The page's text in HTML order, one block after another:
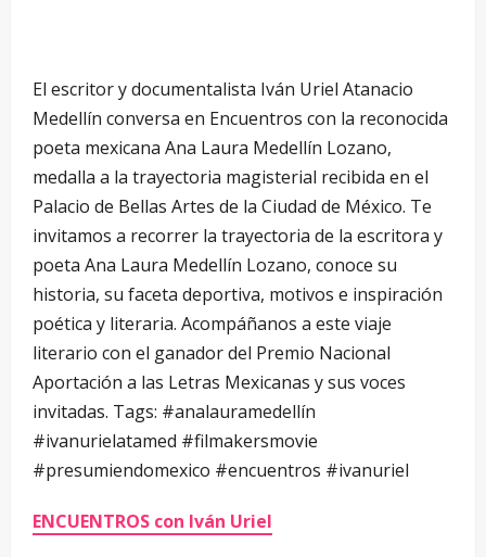
El escritor y documentalista Iván Uriel Atanacio
Medellín conversa en Encuentros con la reconocida
poeta mexicana Ana Laura Medellín Lozano,
medalla a la trayectoria magisterial recibida en el
Palacio de Bellas Artes de la Ciudad de México. Te
invitamos a recorrer la trayectoria de la escritora y
poeta Ana Laura Medellín Lozano, conoce su
historia, su faceta deportiva, motivos e inspiración
poética y literaria. Acompáñanos a este viaje
literario con el ganador del Premio Nacional
Aportación a las Letras Mexicanas y sus voces
invitadas. Tags: #analauramedellín
#ivanurielatamed #filmakersmovie
#presumiendomexico #encuentros #ivanuriel
ENCUENTROS con Iván Uriel